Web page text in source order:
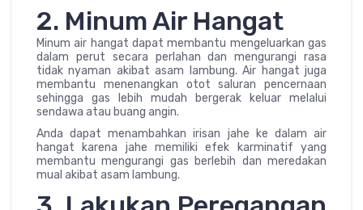
2. Minum Air Hangat
Minum air hangat dapat membantu mengeluarkan gas
dalam perut secara perlahan dan mengurangi rasa
tidak nyaman akibat asam lambung. Air hangat juga
membantu menenangkan otot saluran pencernaan
sehingga gas lebih mudah bergerak keluar melalui
sendawa atau buang angin.
Anda dapat menambahkan irisan jahe ke dalam air
hangat karena jahe memiliki efek karminatif yang
membantu mengurangi gas berlebih dan meredakan
mual akibat asam lambung.